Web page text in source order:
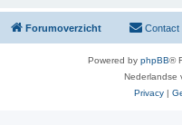
Forumoverzicht Contact
Powered by phpBB®
Nederlandse
Privacy |